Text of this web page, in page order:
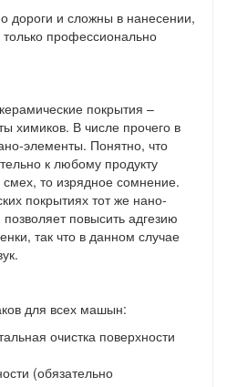
дороги и сложны в нанесении,
только профессионально
покрытия –
химиков. В числе прочего в
элементы. Понятно, что
к любому продукту
то изрядное сомнение.
покрытиях тот же нано-
повысить адгезию
так что в данном случае
для всех машын:
очистка поверхности
(обязательно